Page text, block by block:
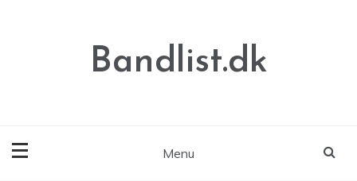
Bandlist.dk
Menu